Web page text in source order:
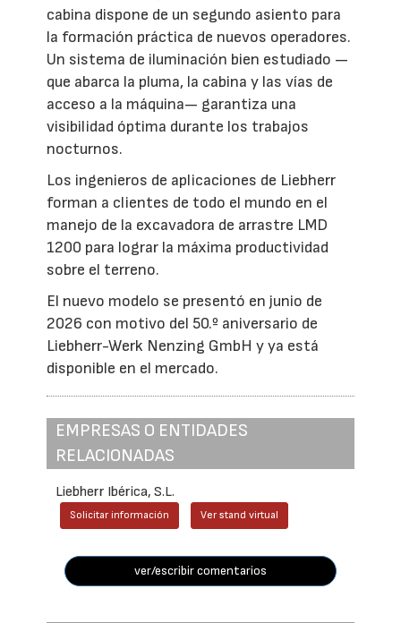
cabina dispone de un segundo asiento para
la formación práctica de nuevos operadores.
Un sistema de iluminación bien estudiado —
que abarca la pluma, la cabina y las vías de
acceso a la máquina— garantiza una
visibilidad óptima durante los trabajos
nocturnos.
Los ingenieros de aplicaciones de Liebherr
forman a clientes de todo el mundo en el
manejo de la excavadora de arrastre LMD
1200 para lograr la máxima productividad
sobre el terreno.
El nuevo modelo se presentó en junio de
2026 con motivo del 50.º aniversario de
Liebherr-Werk Nenzing GmbH y ya está
disponible en el mercado.
EMPRESAS O ENTIDADES
RELACIONADAS
Liebherr Ibérica, S.L.
Solicitar información Ver stand virtual
ver/escribir comentarios